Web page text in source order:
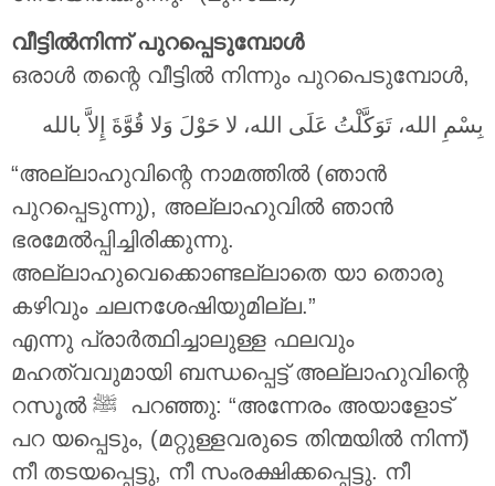
വീട്ടിൽനിന്ന് പുറപ്പെടുമ്പോൾ
ഒരാൾ തന്റെ വീട്ടിൽ നിന്നും പുറപെടുമ്പോൾ,
بِسْمِ الله، تَوَكَّلْتُ عَلَى الله، لا حَوْلَ وَلا قُوَّةَ إِلاَّ بالله
“അല്ലാഹുവിന്റെ നാമത്തിൽ (ഞാൻ
പുറപ്പെടുന്നു), അല്ലാഹുവിൽ ഞാൻ
ഭരമേൽപ്പിച്ചിരിക്കുന്നു.
അല്ലാഹുവെക്കൊണ്ടല്ലാതെ യാ തൊരു
കഴിവും ചലനശേഷിയുമില്ല.”
എന്നു പ്രാർത്ഥിച്ചാലുള്ള ഫലവും
മഹത്വവുമായി ബന്ധപ്പെട്ട് അല്ലാഹുവിന്റെ
റസൂൽ ‎ﷺ പറഞ്ഞു: “അന്നേരം അയാളോട്
പറ യപ്പെടും, (മറ്റുള്ളവരുടെ തിന്മയിൽ നിന്ന്)
നീ തടയപ്പെട്ടു, നീ സംരക്ഷിക്കപ്പെട്ടു. നീ